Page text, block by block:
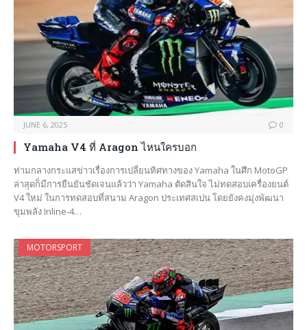
JUNE 6, 2025 0
Yamaha V4 ที่ Aragon ไหนใครบอก
ท่ามกลางกระแสข่าวเรื่องการเปลี่ยนทิศทางของ Yamaha ในศึก MotoGP
ล่าสุดก็มีการยืนยันชัดเจนแล้วว่า Yamaha ตัดสินใจ ไม่ทดสอบเครื่องยนต์
V4 ใหม่ ในการทดสอบที่สนาม Aragon ประเทศสเปน โดยยังคงมุ่งพัฒนา
ขุมพลัง Inline-4…
MOTORSPORT